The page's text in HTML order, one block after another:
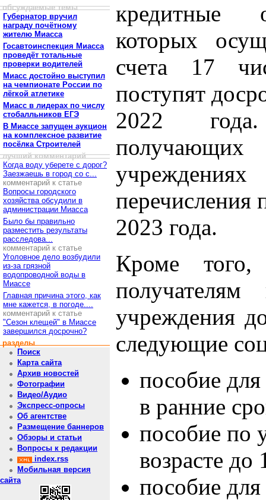
обсуждаемые темы
Губернатор вручил
награду почётному
жителю Миасса
Госавтоинспекция Миасса
проведёт тотальные
проверки водителей
Миасс достойно выступил
на чемпионате России по
лёгкой атлетике
Миасс в лидерах по числу
стобалльников ЕГЭ
В Миассе запущен аукцион
на комплексное развитие
посёлка Строителей
лучший комментарий
Когда воду уберете с дорог?
Заезжаешь в город со с...
комментарий к статье
Вопросы городского
хозяйства обсудили в
администрации Миасса
Было бы правильно
разместить результаты
расследова...
комментарий к статье
Уголовное дело возбудили
из-за грязной
водопроводной воды в
Миассе
Главная причина этого, как
мне кажется, в погоде....
комментарий к статье
"Сезон клещей" в Миассе
завершился досрочно?
разделы
Поиск
Карта сайта
Архив новостей
Фотографии
Видео/Аудио
Экспресс-опросы
Об агентстве
Размещение баннеров
Обзоры и статьи
Вопросы к редакции
index.rss
Мобильная версия
сайта
кредитные
которых
счета 17
поступят
2022
перечисления
2023 года.
Кроме
учреждения
следующие
пособие
в ранние
пособие по
возрасте до
пособие